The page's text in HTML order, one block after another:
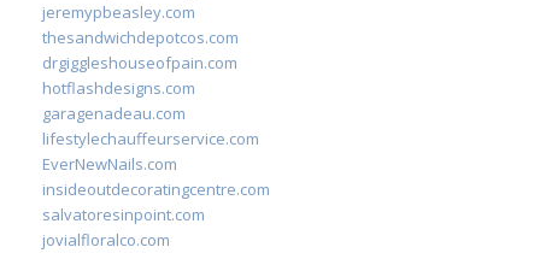
jeremypbeasley.com
thesandwichdepotcos.com
drgiggleshouseofpain.com
hotflashdesigns.com
garagenadeau.com
lifestylechauffeurservice.com
EverNewNails.com
insideoutdecoratingcentre.com
salvatoresinpoint.com
jovialfloralco.com